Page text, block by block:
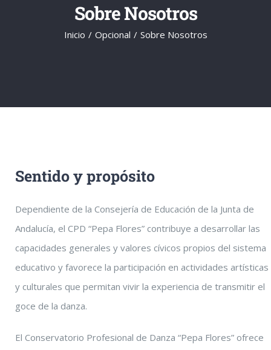
Sobre Nosotros
Inicio Opcional Sobre Nosotros
Sentido y propósito
Dependiente de la Consejería de Educación de la Junta de
Andalucía, el CPD “Pepa Flores” contribuye a desarrollar las
capacidades generales y valores cívicos propios del sistema
educativo y favorece la participación en actividades artísticas
y culturales que permitan vivir la experiencia de transmitir el
goce de la danza.
El Conservatorio Profesional de Danza “Pepa Flores” ofrece